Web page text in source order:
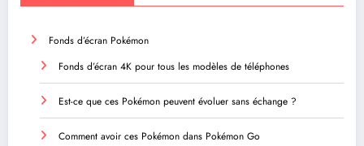
Fonds d’écran Pokémon
Fonds d’écran 4K pour tous les modèles de téléphones
Est-ce que ces Pokémon peuvent évoluer sans échange ?
Comment avoir ces Pokémon dans Pokémon Go